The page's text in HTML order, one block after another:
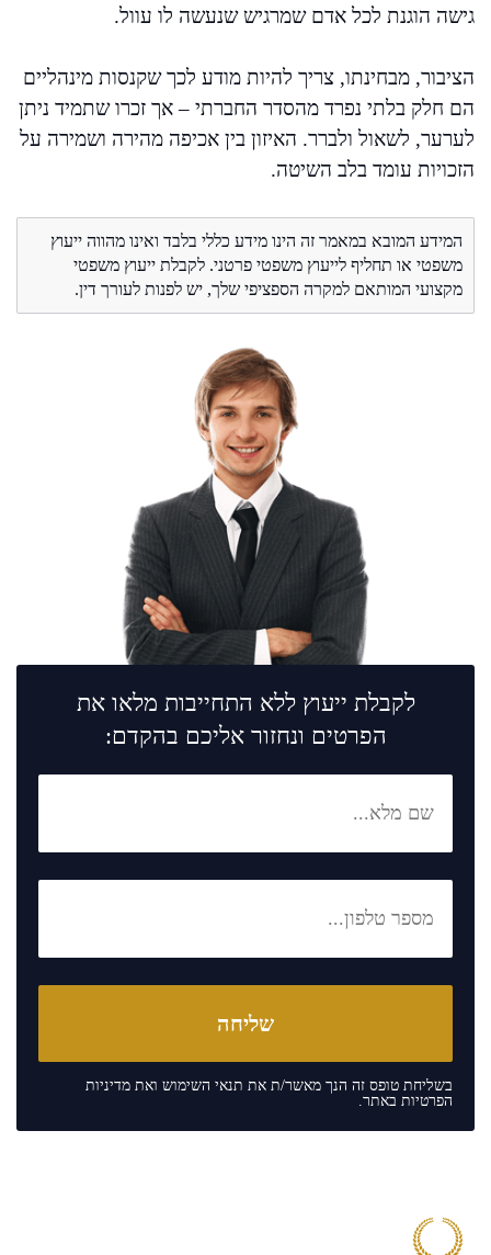
גישה הוגנת לכל אדם שמרגיש שנעשה לו עוול.
הציבור, מבחינתו, צריך להיות מודע לכך שקנסות מינהליים
הם חלק בלתי נפרד מהסדר החברתי – אך זכרו שתמיד ניתן
לערער, לשאול ולברר. האיזון בין אכיפה מהירה ושמירה על
הזכויות עומד בלב השיטה.
המידע המובא במאמר זה הינו מידע כללי בלבד ואינו מהווה ייעוץ
משפטי או תחליף לייעוץ משפטי פרטני. לקבלת ייעוץ משפטי
מקצועי המותאם למקרה הספציפי שלך, יש לפנות לעורך דין.
לקבלת ייעוץ ללא התחייבות מלאו את
הפרטים ונחזור אליכם בהקדם:
בשליחת טופס זה הנך מאשר/ת את תנאי השימוש ואת מדיניות
הפרטיות באתר.